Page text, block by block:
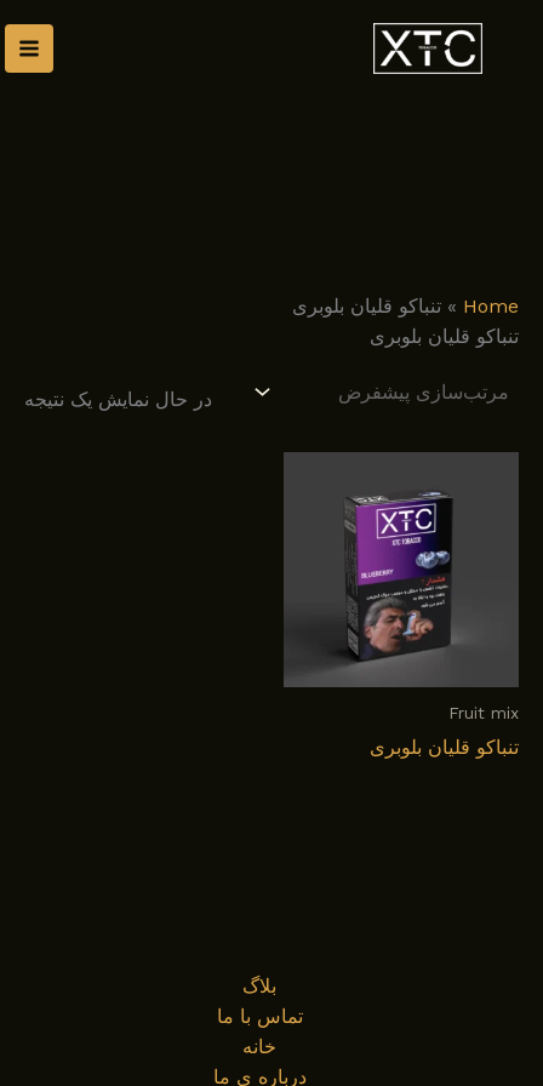
Home
»تنباکو قلیان بلوبری
تنباکو قلیان بلوبری
در حال نمایش یک نتیجه
Fruit mix
تنباکو قلیان بلوبری
بلاگ
تماس با ما
خانه
درباره ی ما